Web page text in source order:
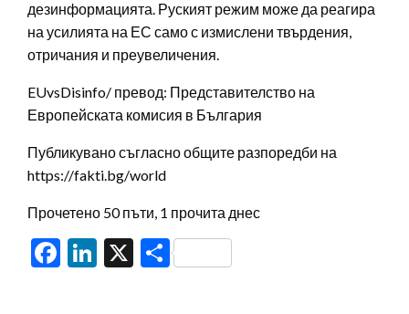
дезинформацията. Руският режим може да реагира
на усилията на ЕС само с измислени твърдения,
отричания и преувеличения.
EUvsDisinfo/ превод: Представителство на
Европейската комисия в България
Публикувано съгласно общите разпоредби на
https://fakti.bg/world
Прочетено 50 пъти, 1 прочита днес
Facebook
LinkedIn
X Share